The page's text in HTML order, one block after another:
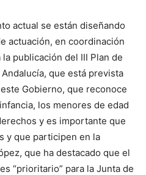
actual se están diseñando
actuación, en coordinación
publicación del III Plan de
que está prevista
Gobierno, que reconoce
los menores de edad
y es importante que
y que participen en la
que ha destacado que el
“prioritario” para la Junta de